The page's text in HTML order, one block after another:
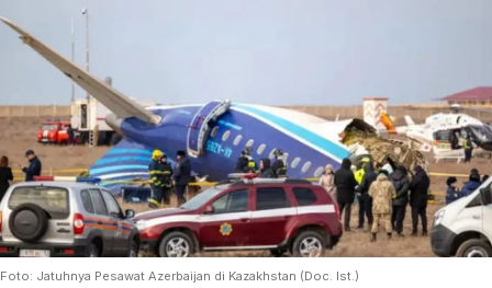
Foto: Jatuhnya Pesawat Azerbaijan di Kazakhstan (Doc. Ist.)